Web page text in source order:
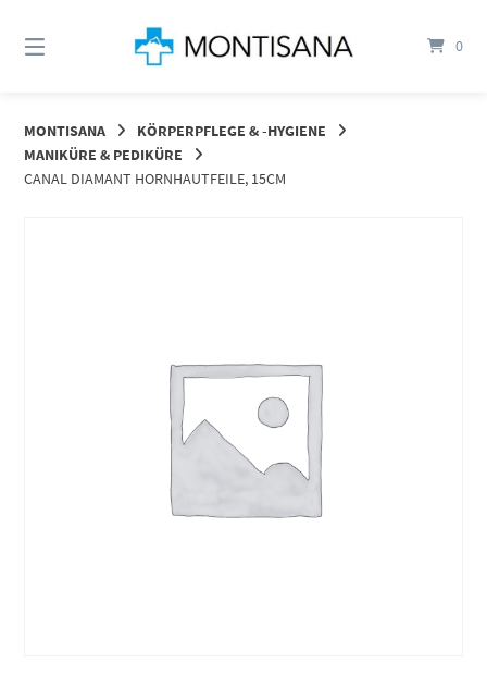
zum
0
MONTISANA
KÖRPERPFLEGE & -HYGIENE
MANIKÜRE & PEDIKÜRE
CANAL DIAMANT HORNHAUTFEILE, 15CM